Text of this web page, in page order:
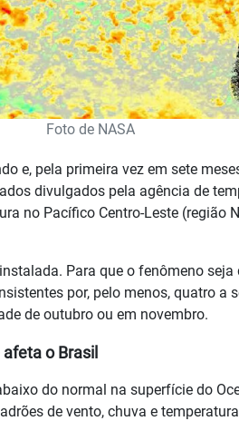
Foto de NASA
e, pela primeira vez em sete
divulgados pela agência de
no Pacífico Centro-Leste (região
Para que o fenômeno seja
por, pelo menos, quatro a
de outubro ou em novembro.
o Brasil
do normal na superfície do
de vento, chuva e